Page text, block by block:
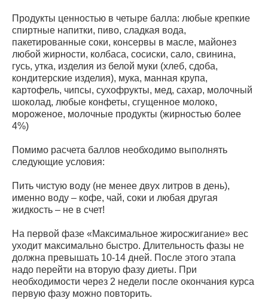
Продукты ценностью в четыре балла: любые крепкие
спиртные напитки, пиво, сладкая вода,
пакетированные соки, консервы в масле, майонез
любой жирности, колбаса, сосиски, сало, свинина,
гусь, утка, изделия из белой муки (хлеб, сдоба,
кондитерские изделия), мука, манная крупа,
картофель, чипсы, сухофрукты, мед, сахар, молочный
шоколад, любые конфеты, сгущенное молоко,
мороженое, молочные продукты (жирностью более
4%)
Помимо расчета баллов необходимо выполнять
следующие условия:
Пить чистую воду (не менее двух литров в день),
именно воду – кофе, чай, соки и любая другая
жидкость – не в счет!
На первой фазе «Максимальное жиросжигание» вес
уходит максимально быстро. Длительность фазы не
должна превышать 10-14 дней. После этого этапа
надо перейти на вторую фазу диеты. При
необходимости через 2 недели после окончания курса
первую фазу можно повторить.